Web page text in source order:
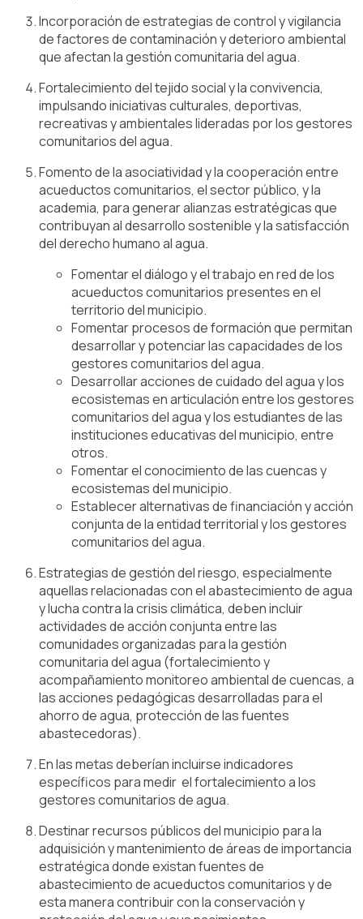
Incorporación de estrategias de control y vigilancia
de factores de contaminación y deterioro ambiental
que afectan la gestión comunitaria del agua.
Fortalecimiento del tejido social y la convivencia,
impulsando iniciativas culturales, deportivas,
recreativas y ambientales lideradas por los gestores
comunitarios del agua.
Fomento de la asociatividad y la cooperación entre
acueductos comunitarios, el sector público, y la
academia, para generar alianzas estratégicas que
contribuyan al desarrollo sostenible y la satisfacción
del derecho humano al agua.
Fomentar el diálogo y el trabajo en red de los
acueductos comunitarios presentes en el
territorio del municipio.
Fomentar procesos de formación que permitan
desarrollar y potenciar las capacidades de los
gestores comunitarios del agua.
Desarrollar acciones de cuidado del agua y los
ecosistemas en articulación entre los gestores
comunitarios del agua y los estudiantes de las
instituciones educativas del municipio, entre
otros.
Fomentar el conocimiento de las cuencas y
ecosistemas del municipio.
Establecer alternativas de financiación y acción
conjunta de la entidad territorial y los gestores
comunitarios del agua.
Estrategias de gestión del riesgo, especialmente
aquellas relacionadas con el abastecimiento de agua
y lucha contra la crisis climática, deben incluir
actividades de acción conjunta entre las
comunidades organizadas para la gestión
comunitaria del agua (fortalecimiento y
acompañamiento monitoreo ambiental de cuencas, a
las acciones pedagógicas desarrolladas para el
ahorro de agua, protección de las fuentes
abastecedoras).
En las metas deberían incluirse indicadores
específicos para medir el fortalecimiento a los
gestores comunitarios de agua.
Destinar recursos públicos del municipio para la
adquisición y mantenimiento de áreas de importancia
estratégica donde existan fuentes de
abastecimiento de acueductos comunitarios y de
esta manera contribuir con la conservación y